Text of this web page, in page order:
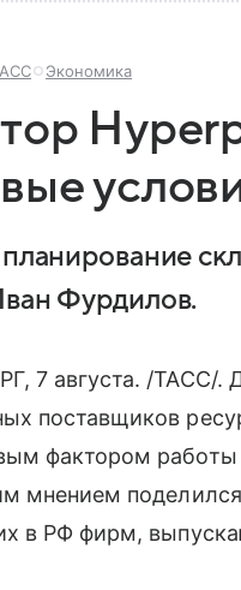
Экономика
Фурдилов.
7 августа. /ТАСС/.
поставщиков
фактором
мнением
в РФ фирм,